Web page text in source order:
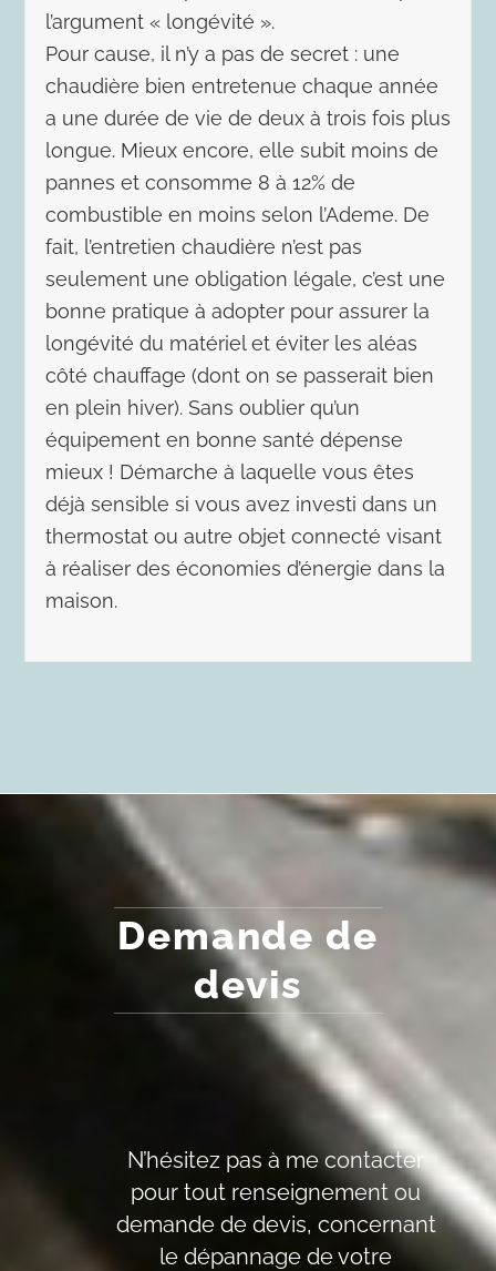
l’argument « longévité ».
Pour cause, il n’y a pas de secret : une
chaudière bien entretenue chaque année
a une durée de vie de deux à trois fois plus
longue. Mieux encore, elle subit moins de
pannes et consomme 8 à 12% de
combustible en moins selon l’Ademe. De
fait, l’entretien chaudière n’est pas
seulement une obligation légale, c’est une
bonne pratique à adopter pour assurer la
longévité du matériel et éviter les aléas
côté chauffage (dont on se passerait bien
en plein hiver). Sans oublier qu’un
équipement en bonne santé dépense
mieux ! Démarche à laquelle vous êtes
déjà sensible si vous avez investi dans un
thermostat ou autre objet connecté visant
à réaliser des économies d’énergie dans la
maison.
Demande de
devis
N’hésitez pas à me contacter
pour tout renseignement ou
demande de devis, concernant
le dépannage de votre